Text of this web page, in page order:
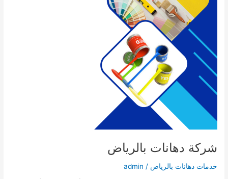
شركة دهانات بالرياض
خدمات دهانات بالرياض /
admin